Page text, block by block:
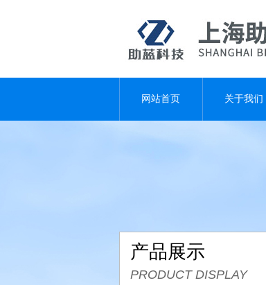
网站首页 关于我们
产品展示
PRODUCT DISPLAY